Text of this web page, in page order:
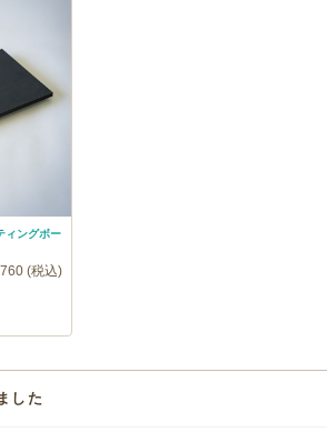
ングボー
(税込)
した